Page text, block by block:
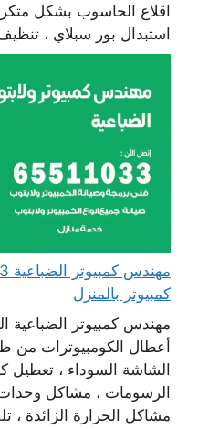
اقلاع الحاسوب بشكل
استبدال بور سبلاي ،
كمبيوتر بالمنزل
مهندس كمبيوتر الضباعية
أعطال الكومبيوترات من
الشاشة السوداء ،
الرسومات ، مشاكل وحدات
مشاكل الحرارة الزائدة ،